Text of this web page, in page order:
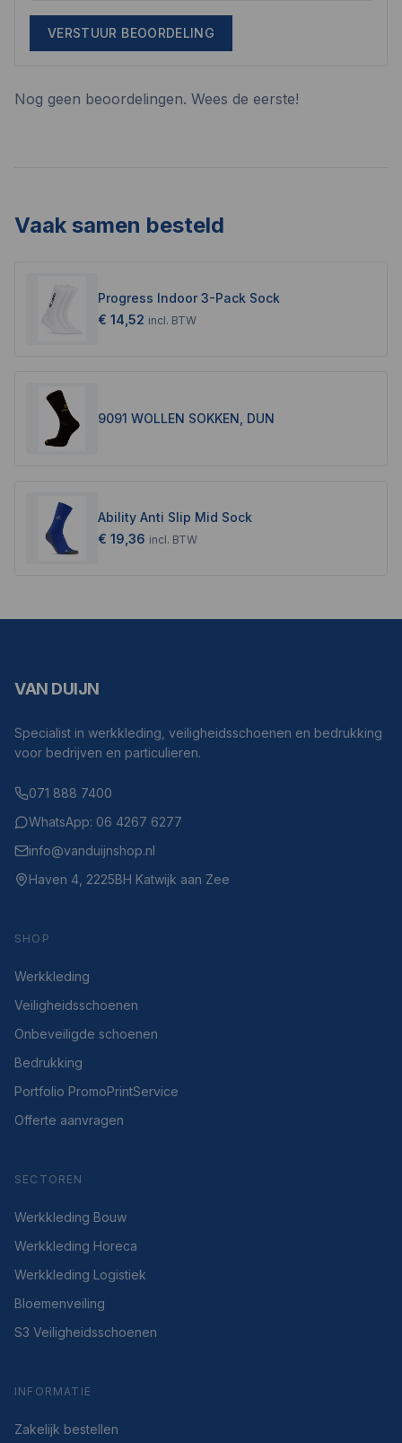
VERSTUUR BEOORDELING
Nog geen beoordelingen. Wees de eerste!
Vaak samen besteld
Progress Indoor 3-Pack Sock
€ 14,52 incl. BTW
9091 WOLLEN SOKKEN, DUN
Ability Anti Slip Mid Sock
€ 19,36 incl. BTW
VAN DUIJN
Specialist in werkkleding, veiligheidsschoenen en bedrukking
voor bedrijven en particulieren.
071 888 7400
WhatsApp: 06 4267 6277
info@vanduijnshop.nl
Haven 4, 2225BH Katwijk aan Zee
SHOP
Werkkleding
Veiligheidsschoenen
Onbeveiligde schoenen
Bedrukking
Portfolio PromoPrintService
Offerte aanvragen
SECTOREN
Werkkleding Bouw
Werkkleding Horeca
Werkkleding Logistiek
Bloemenveiling
S3 Veiligheidsschoenen
INFORMATIE
Zakelijk bestellen